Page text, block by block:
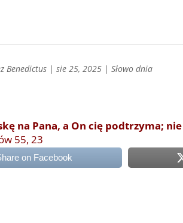
Benedictus |sie 25, 2025 |Słowo dnia
na Pana, a On cię podtrzyma;
55, 23
on Facebook